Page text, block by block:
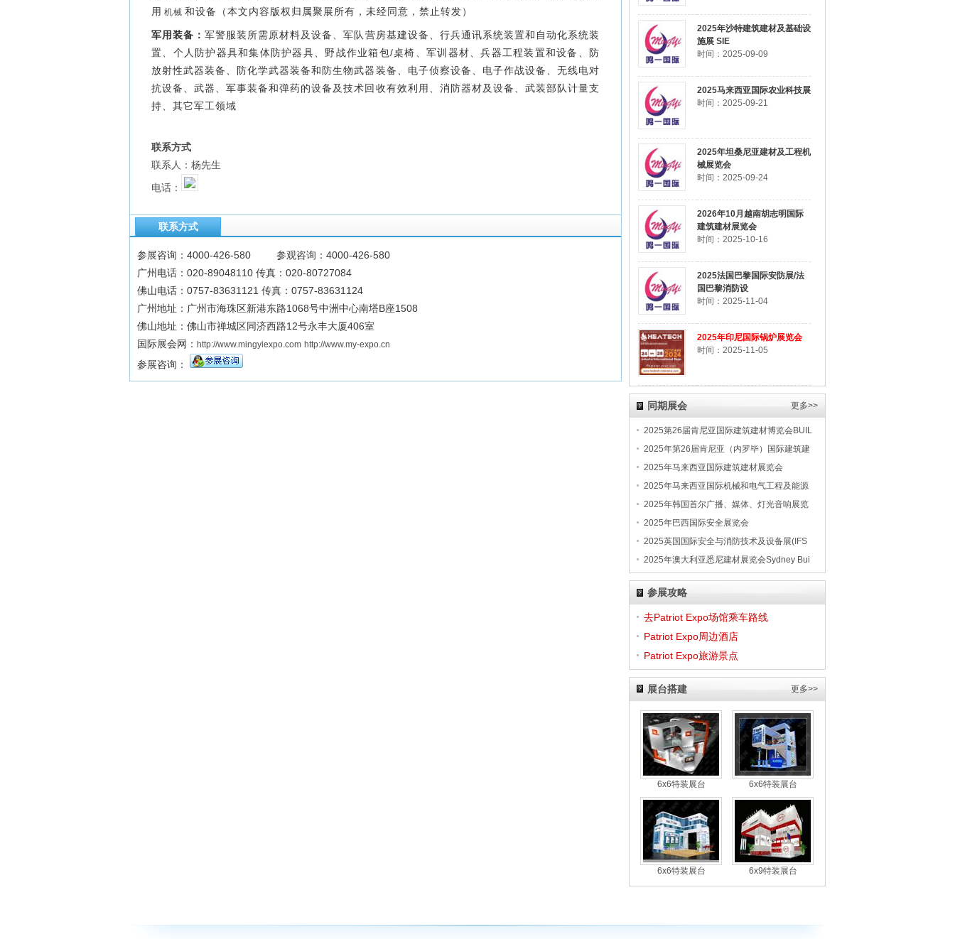
用 机械 和设备 （本文内容版权归属聚展所有，未经同意，禁止转发）
军用装备​：军警服装所需原材料及设备、军队营房基建设备、行兵通讯系统装置和自动化系统装
置、个人防护器具和集体防护器具、野战作业箱包/桌椅、军训器材、兵器工程装置和设备、防
放射性武器装备、防化学武器装备和防生物武器装备、电子侦察设备、电子作战设备、无线电对
抗设备、武器、军事装备和弹药的设备及技术回收有效利用、消防器材及设备、武装部队计量支
持、其它军工领域
联系方式
联系人：杨先生
电话：
联系方式
参展咨询：4000-426-580 参观咨询：4000-426-580
广州电话：020-89048110 传真：020-80727084
佛山电话：0757-83631121 传真：0757-83631124
广州地址：广州市海珠区新港东路1068号中洲中心南塔B座1508
佛山地址：佛山市禅城区同济西路12号永丰大厦406室
国际展会网： http://www.mingyiexpo.com http://www.my-expo.cn
参展咨询：
2025年沙特建筑建材及基础设
施展 SIE
时间：2025-09-09
2025马来西亚国际农业科技展
时间：2025-09-21
2025年坦桑尼亚建材及工程机
械展览会
时间：2025-09-24
2026年10月越南胡志明国际
建筑建材展览会
时间：2025-10-16
2025法国巴黎国际安防展/法
国巴黎消防设
时间：2025-11-04
2025年印尼国际锅炉展览会
时间：2025-11-05
同期展会 更多>>
2025第26届肯尼亚国际建筑建材博览会BUIL
2025年第26届肯尼亚（内罗毕）国际建筑建
2025年马来西亚国际建筑建材展览会
2025年马来西亚国际机械和电气工程及能源
2025年韩国首尔广播、媒体、灯光音响展览
2025年巴西国际安全展览会
2025英国国际安全与消防技术及设备展(IFS
2025年澳大利亚悉尼建材展览会Sydney Bui
参展攻略
去Patriot Expo场馆乘车路线
Patriot Expo周边酒店
Patriot Expo旅游景点
展台搭建 更多>>
6x6特装展台 6x6特装展台
6x6特装展台 6x9特装展台